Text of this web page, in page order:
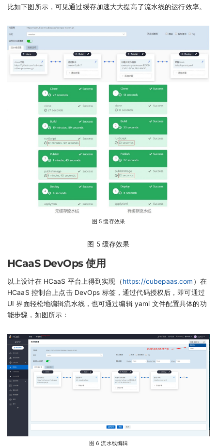
比如下图所示，可见通过缓存加速大大提高了流水线的运行效率。
图 5 缓存效果
图 5 缓存效果
HCaaS DevOps 使用
以上设计在 HCaaS 平台上得到实现（https://cubepaas.com ）在
HCaaS 控制台上点击 DevOps 标签，通过代码授权后，即可通过
UI 界面轻松地编辑流水线，也可通过编辑 yaml 文件配置具体的功
能步骤，如图所示：
图 6 流水线编辑